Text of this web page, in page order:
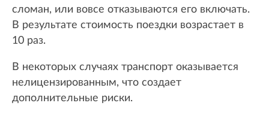
сломан, или вовсе отказываются его включать.
В результате стоимость поездки возрастает в
10 раз.
В некоторых случаях транспорт оказывается
нелицензированным, что создает
дополнительные риски.